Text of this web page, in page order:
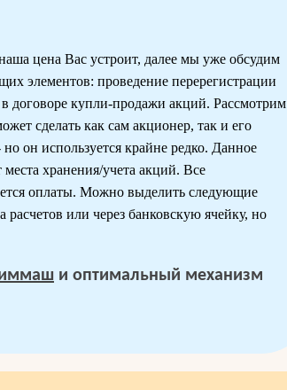
цена Вас устроит, далее мы уже обсудим
элементов: проведение перерегистрации
договоре купли-продажи акций. Рассмотрим
сделать как сам акционер, так и его
он используется крайне редко. Данное
места хранения/учета акций. Все
оплаты. Можно выделить следующие
или через банковскую ячейку, но
и оптимальный механизм